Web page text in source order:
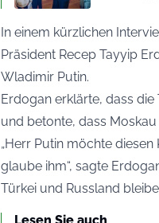
In einem kürzlichen
Präsident Recep Tayyip
Wladimir Putin.
Erdogan erklärte, dass
und betonte, dass
„Herr Putin möchte
glaube ihm“, sagte
Türkei und Russland